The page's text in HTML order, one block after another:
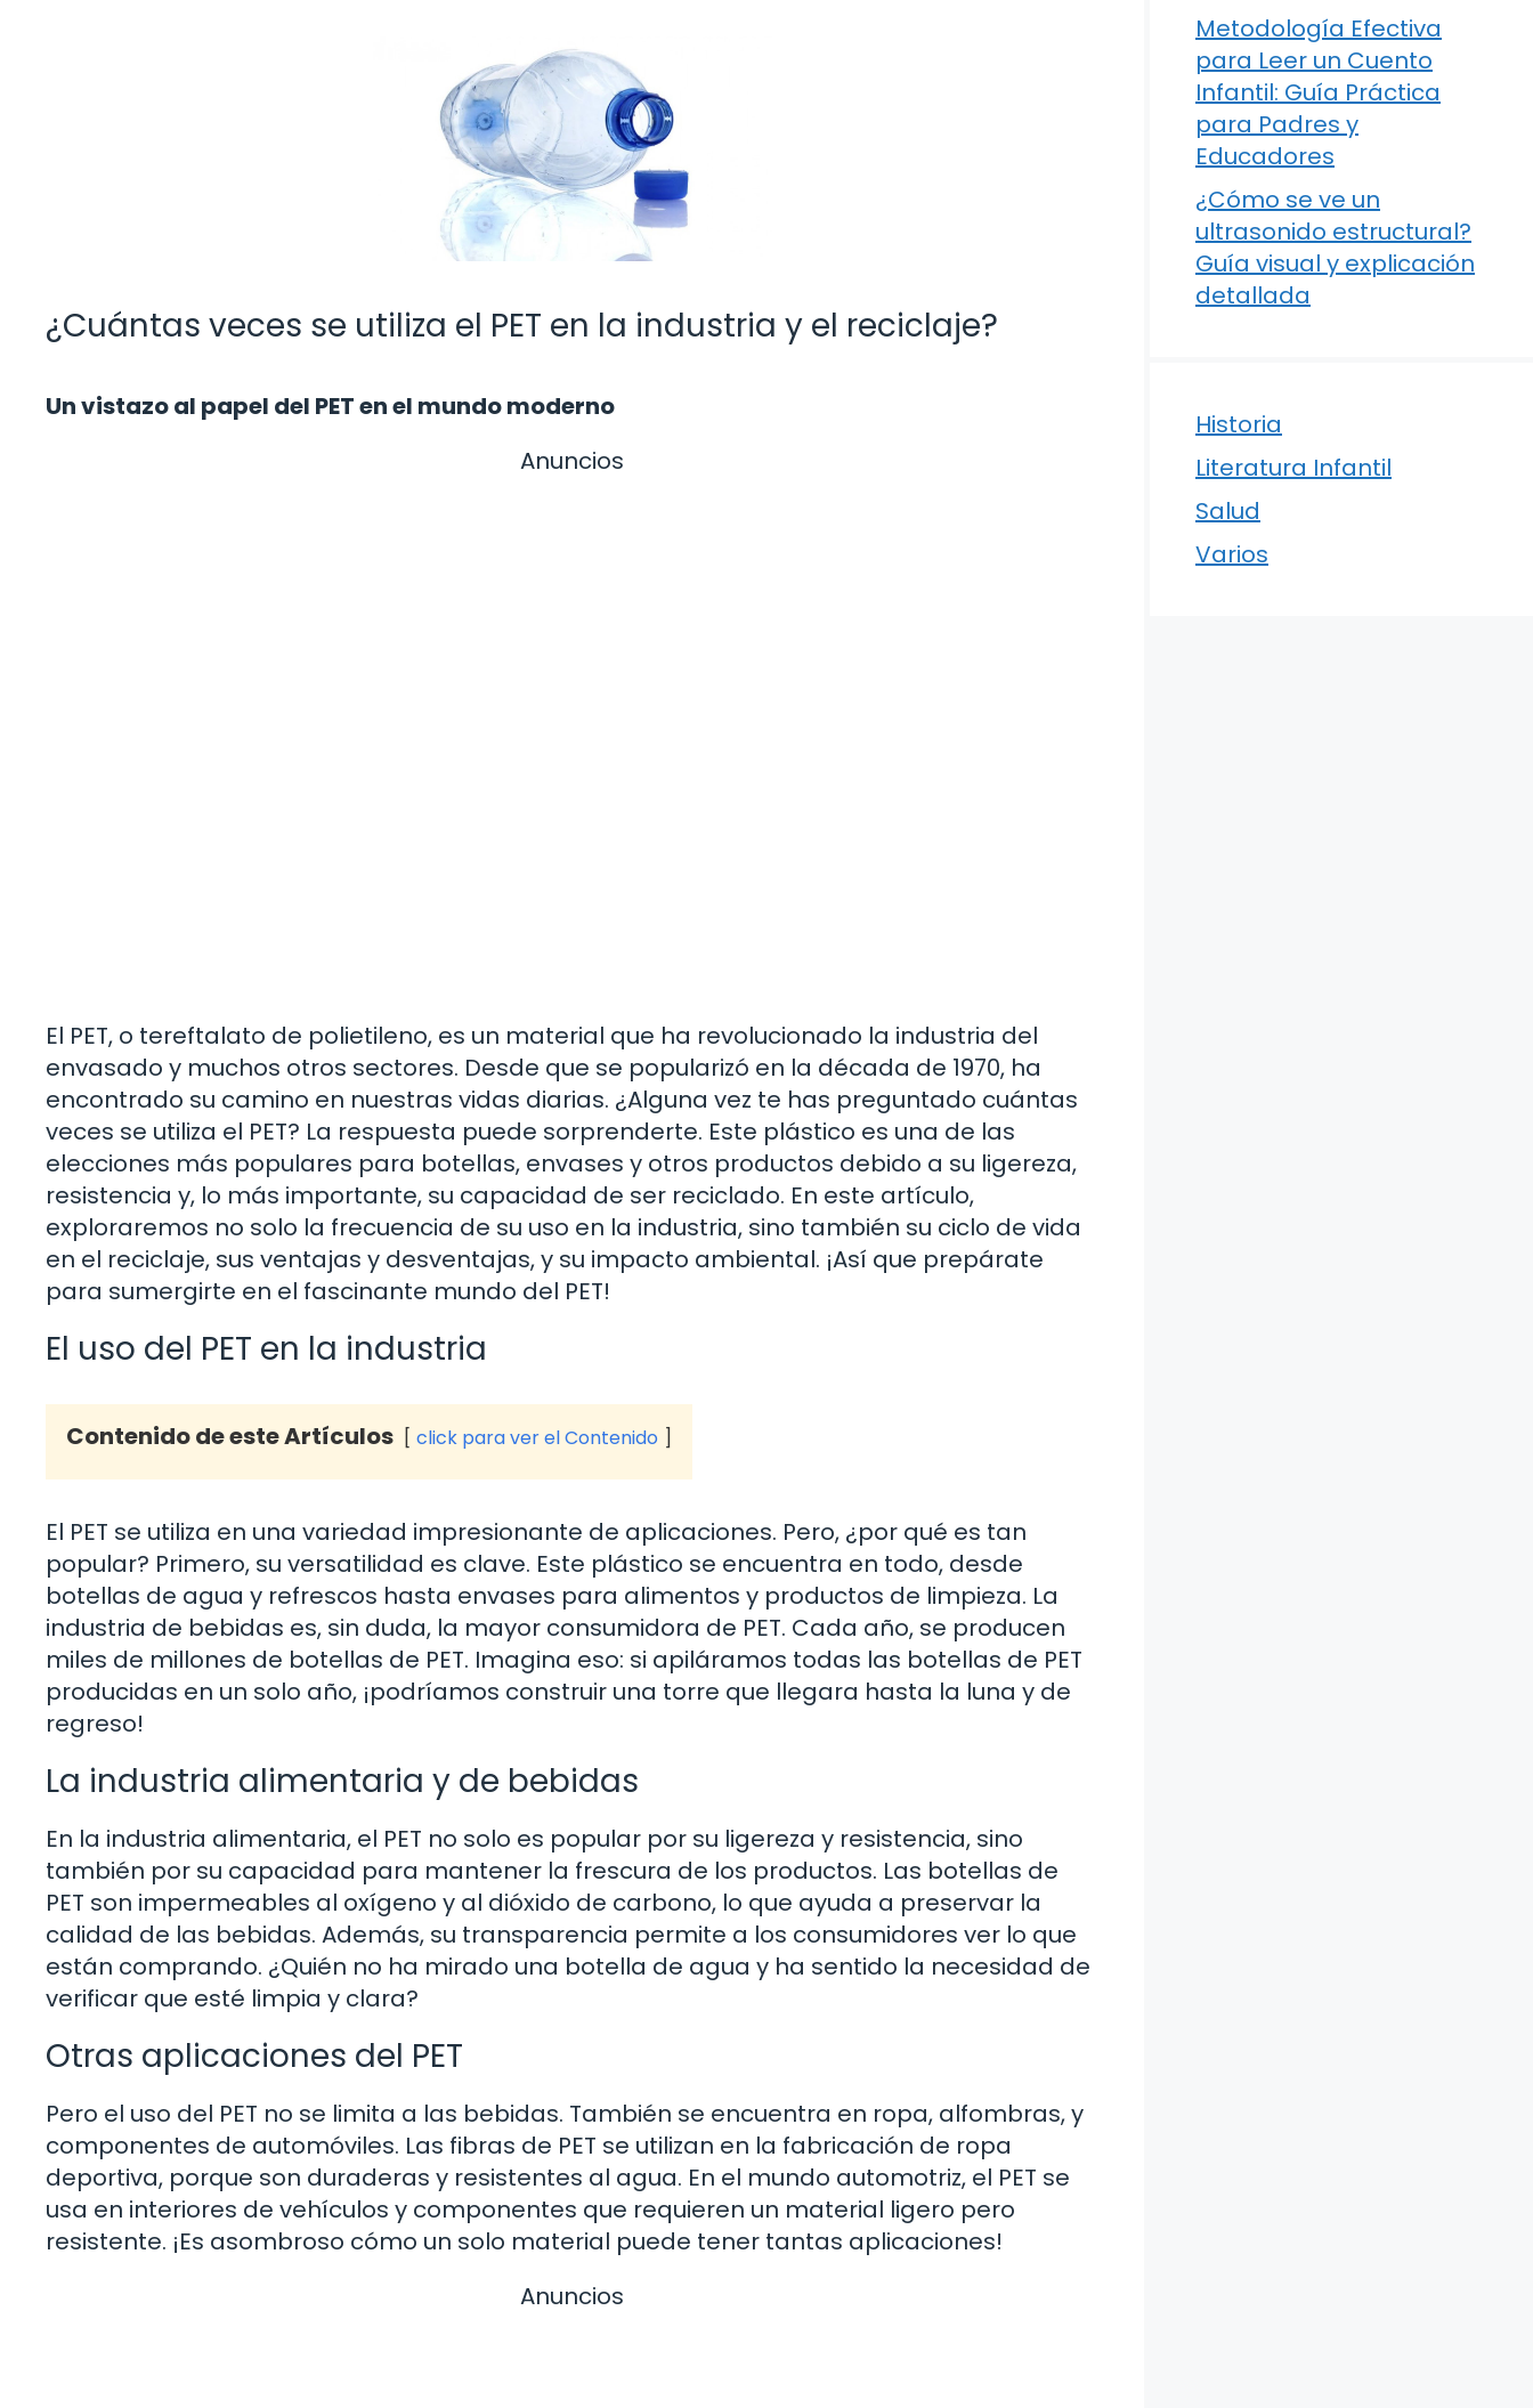
¿Cuántas veces se utiliza el PET en la industria y el reciclaje?
Un vistazo al papel del PET en el mundo moderno
Anuncios
El PET, o tereftalato de polietileno, es un material que ha revolucionado la industria del
envasado y muchos otros sectores. Desde que se popularizó en la década de 1970, ha
encontrado su camino en nuestras vidas diarias. ¿Alguna vez te has preguntado cuántas
veces se utiliza el PET? La respuesta puede sorprenderte. Este plástico es una de las
elecciones más populares para botellas, envases y otros productos debido a su ligereza,
resistencia y, lo más importante, su capacidad de ser reciclado. En este artículo,
exploraremos no solo la frecuencia de su uso en la industria, sino también su ciclo de vida
en el reciclaje, sus ventajas y desventajas, y su impacto ambiental. ¡Así que prepárate
para sumergirte en el fascinante mundo del PET!
El uso del PET en la industria
Contenido de este Artículos click para ver el Contenido
El PET se utiliza en una variedad impresionante de aplicaciones. Pero, ¿por qué es tan
popular? Primero, su versatilidad es clave. Este plástico se encuentra en todo, desde
botellas de agua y refrescos hasta envases para alimentos y productos de limpieza. La
industria de bebidas es, sin duda, la mayor consumidora de PET. Cada año, se producen
miles de millones de botellas de PET. Imagina eso: si apiláramos todas las botellas de PET
producidas en un solo año, ¡podríamos construir una torre que llegara hasta la luna y de
regreso!
La industria alimentaria y de bebidas
En la industria alimentaria, el PET no solo es popular por su ligereza y resistencia, sino
también por su capacidad para mantener la frescura de los productos. Las botellas de
PET son impermeables al oxígeno y al dióxido de carbono, lo que ayuda a preservar la
calidad de las bebidas. Además, su transparencia permite a los consumidores ver lo que
están comprando. ¿Quién no ha mirado una botella de agua y ha sentido la necesidad de
verificar que esté limpia y clara?
Otras aplicaciones del PET
Pero el uso del PET no se limita a las bebidas. También se encuentra en ropa, alfombras, y
componentes de automóviles. Las fibras de PET se utilizan en la fabricación de ropa
deportiva, porque son duraderas y resistentes al agua. En el mundo automotriz, el PET se
usa en interiores de vehículos y componentes que requieren un material ligero pero
resistente. ¡Es asombroso cómo un solo material puede tener tantas aplicaciones!
Anuncios
Metodología Efectiva
para Leer un Cuento
Infantil: Guía Práctica
para Padres y
Educadores
¿Cómo se ve un
ultrasonido estructural?
Guía visual y explicación
detallada
Historia
Literatura Infantil
Salud
Varios